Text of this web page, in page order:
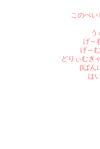
このぺ
う
げ～
げ～
どりぃむき
βばん
は